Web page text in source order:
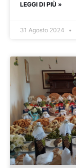
LEGGI DI PIÙ »
31 Agosto 2024